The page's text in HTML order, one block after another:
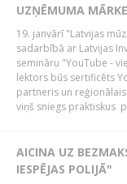
UZŅĒMUMA
19. janvārī "Latvijas
sadarbībā ar Latvijas
semināru "YouTube -
lektors būs sertificēts
partneris un
viņš sniegs praktiskus
AICINA UZ
IESPĒJAS POLIJĀ"